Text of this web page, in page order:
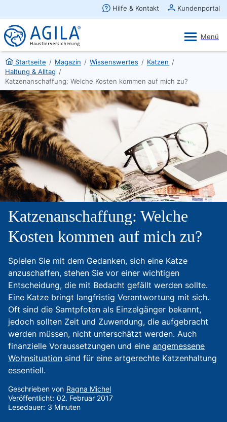
Startseite / Magazin / Wissenswertes / Katzen /
Haltung & Alltag /
Katzenanschaffung: Welche Kosten kommen auf mich zu?
Katzenanschaffung: Welche
Kosten kommen auf mich zu?
Spielen Sie mit dem Gedanken, sich eine Katze
anzuschaffen, stehen Sie vor einer wichtigen
Entscheidung, die mit Bedacht gefällt werden sollte.
Eine Katze bringt langfristig Verantwortung mit sich.
Oft sind die Samtpfoten als Einzelgänger bekannt,
jedoch sollten Zeit und Zuwendung, die aufgebracht
werden müssen, nicht unterschätzt werden. Auch
finanzielle Voraussetzungen und eine angemessene
Wohnsituation sind für eine artgerechte Katzenhaltung
essentiell.
Geschrieben von Ragna Michel
Veröffentlicht: 02. Februar 2017
Lesedauer: 3 Minuten
×
AGILA Kunden-App
Gratis - Im Play Store laden
Ansehen